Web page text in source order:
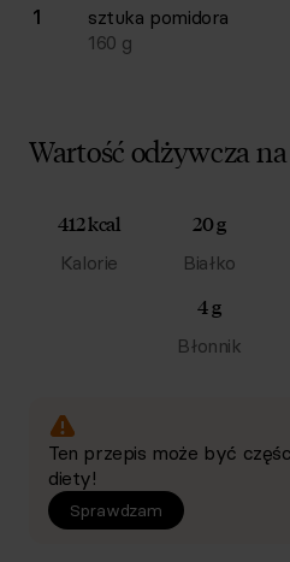
1
sztuka pomidora
160 g
Wartość odżywcza
412 kcal
Kalorie
20 g
Białko
4 g
Błonnik
Ten przepis może być
diety!
Sprawdzam